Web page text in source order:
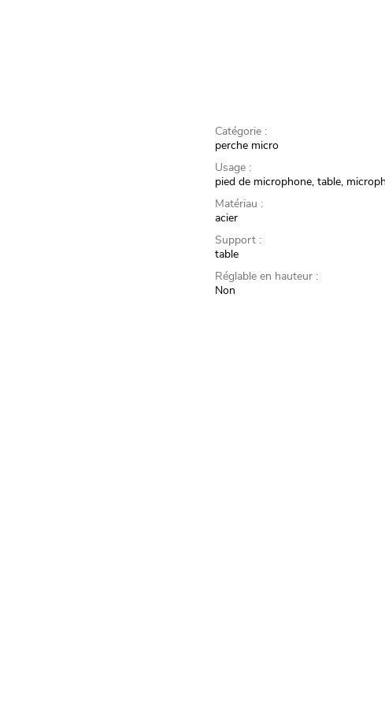
Catégorie :
perche micro
Usage :
pied de microphone, table,
Matériau :
acier
Support :
table
Réglable en hauteur :
Non